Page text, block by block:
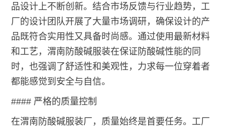
品设计上不断创新。结合市场反馈与行业趋势，工
厂的设计团队开展了大量市场调研，确保设计的产
品既符合实用性又具备时尚感。通过使用最新材料
和工艺，渭南防酸碱服装在保证防酸碱性能的同
时，也强调了舒适性和美观性，力求每一位穿着者
都能感觉到安全与自信。
#### 严格的质量控制
在渭南防酸碱服装厂，质量始终是首要任务。工厂